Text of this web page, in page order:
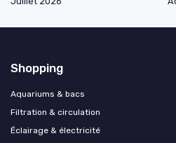
Shopping
Aquariums & bacs
Filtration & circulation
Éclairage & électricité